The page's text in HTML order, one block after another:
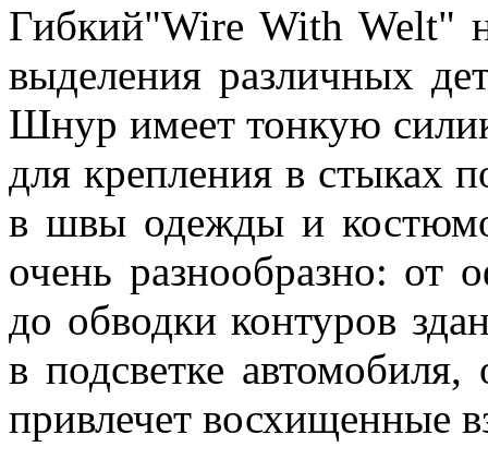
Гибкий"Wire With Welt"
выделения различных
Шнур имеет тонкую
для крепления в стыках
в швы одежды и
очень разнообразно: от
до обводки контуров
в подсветке
привлечет восхищенные